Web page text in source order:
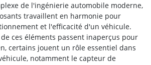
de l'ingénierie automobile moderne,
travaillent en harmonie pour
et l'efficacité d'un véhicule.
ces éléments passent inaperçus pour
certains jouent un rôle essentiel dans
notamment le capteur de